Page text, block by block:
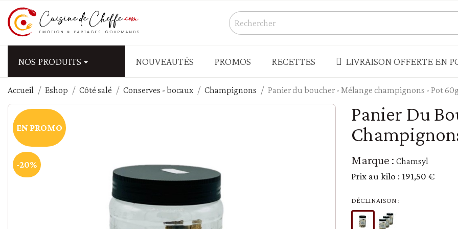
NOS PRODUITS
APÉRITIFS - FRUITS SECS
Tapas - mezzé - antipasti
Tartinables salés - Tapenades - houmous
PÂTES - RIZ - CÉRÉALES - LÉGUMES SECS
Blé - couscous
CONSERVES - BOCAUX
Champignons
Légumes
Produits de la mer - rillettes
Terrines - pâtés - foie gras
PLATS CUISINÉS - SOUPES
Plats cuisinés
NOUVEAUTÉS PROMOS RECETTES LIVRAISON OFFERTE EN
Accueil Eshop Côté salé Conserves - bocaux Champignons Panier du boucher - Mélange champignons - Pot
EN PROMO
-20%
Panier Du
Marque : Chamsyl
Prix au kilo : 191,50 €
DÉCLINAISON :